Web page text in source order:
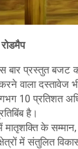
बार प्रस्तुत बजट
वाला
10 प्रतिशत
है।
के
में संतुलित